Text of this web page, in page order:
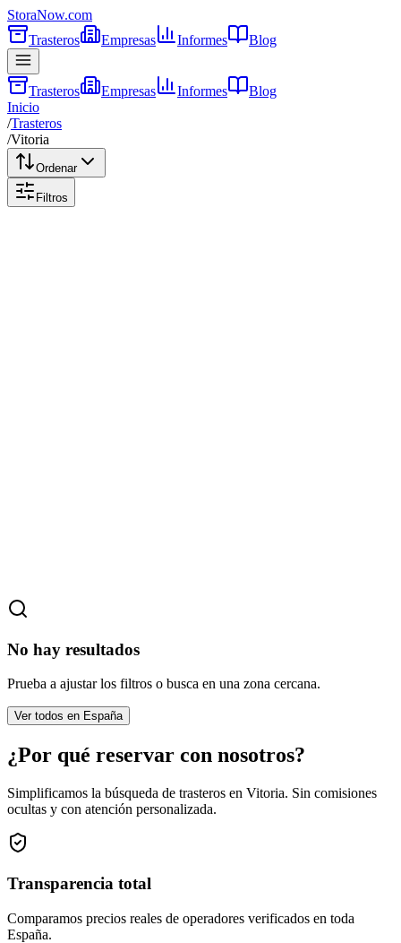
StoraNow.com
Trasteros
Empresas Informes Blog
Trasteros Empresas Informes
Blog
Inicio
/Trasteros
/Vitoria
Ordenar
Filtros
No hay resultados
Prueba a ajustar los filtros o busca en una zona cercana.
Ver todos en España
¿Por qué reservar con nosotros?
Simplificamos la búsqueda de trasteros en Vitoria. Sin comisiones
ocultas y con atención personalizada.
Transparencia total
Comparamos precios reales de operadores verificados en toda
España.